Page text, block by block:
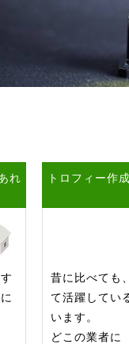
れ
トロフィー作
昔に比べても
て活躍してい
います。
どこの業者に